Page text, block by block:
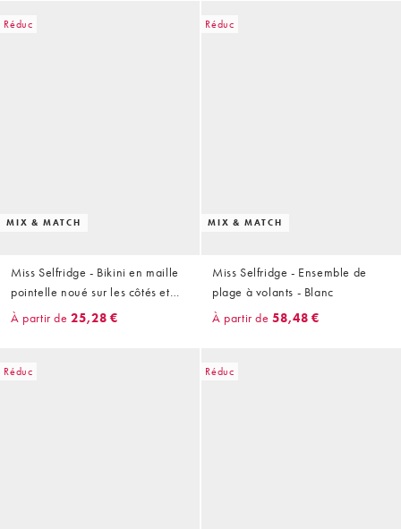
Réduc
MIX & MATCH
Miss Selfridge - Bikini en maille
pointelle noué sur les côtés et
bordé de dentelle - Rose
À partir de 25,28 €
Réduc
MIX & MATCH
Miss Selfridge - Ensemble de
plage à volants - Blanc
À partir de 58,48 €
Réduc Réduc